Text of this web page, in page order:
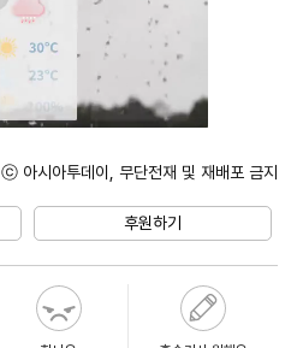
ⓒ 아시아투데이, 무단전재 및 재배포 금지
후원하기